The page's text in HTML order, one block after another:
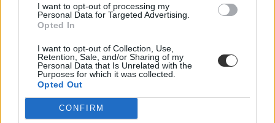
I want to opt-out of processing my
Personal Data for Targeted Advertising.
Opted In
I want to opt-out of Collection, Use,
Retention, Sale, and/or Sharing of my
Personal Data that Is Unrelated with the
Purposes for which it was collected.
Opted Out
CONFIRM
albérlet
ponthatárok
albérlet árak
felvételi 2019
albérletek ára